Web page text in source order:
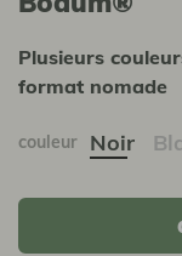
Plusieurs
format nomade
couleur Noir